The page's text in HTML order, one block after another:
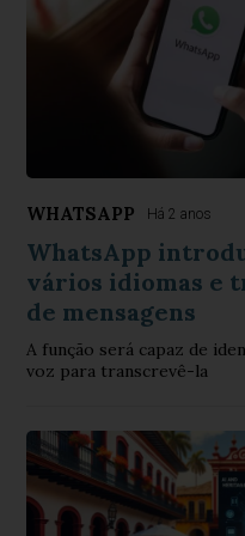
WHATSAPP Há 2 anos
WhatsApp
vários idiomas e
de mensagens
A função será capaz de
voz para transcrevê-la